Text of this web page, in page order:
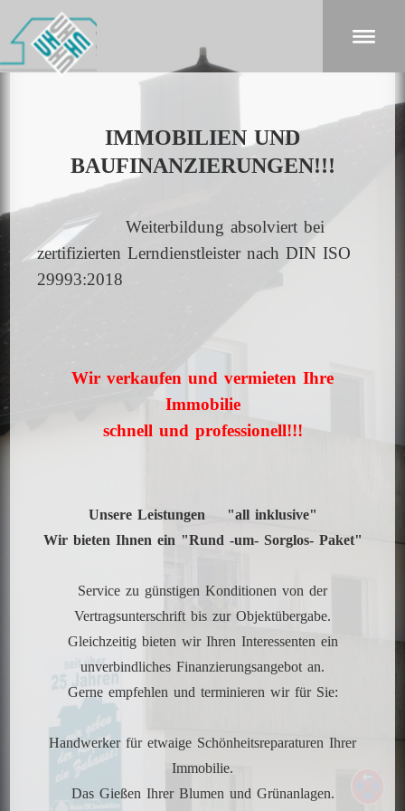
IMMOBILIEN UND
BAUFINANZIERUNGEN!!!
Weiterbildung absolviert bei
zertifizierten Lerndienstleister nach DIN ISO
29993:2018
Wir verkaufen und vermieten Ihre
Immobilie
schnell und professionell!!!
Unsere Leistungen "all inklusive"
Wir bieten Ihnen ein "Rund -um- Sorglos- Paket"
Service zu günstigen Konditionen von der
Vertragsunterschrift bis zur Objektübergabe.
Gleichzeitig bieten wir Ihren Interessenten ein
unverbindliches Finanzierungsangebot an.
Gerne empfehlen und terminieren wir für Sie:
Handwerker für etwaige Schönheitsreparaturen Ihrer
Immobilie.
Das Gießen Ihrer Blumen und Grünanlagen.